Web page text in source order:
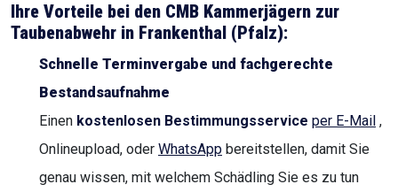
Ihre Vorteile bei den CMB Kammerjägern zur
Taubenabwehr in Frankenthal (Pfalz):
Schnelle Terminvergabe und fachgerechte
Bestandsaufnahme
Einen kostenlosen Bestimmungsservice per E-Mail ,
Onlineupload, oder WhatsApp bereitstellen, damit Sie
genau wissen, mit welchem Schädling Sie es zu tun